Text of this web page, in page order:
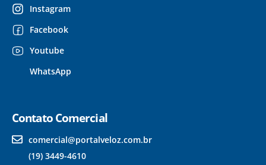
Instagram
Facebook
Youtube
WhatsApp
Contato Comercial
comercial@portalveloz.com.br
(19) 3449-4610